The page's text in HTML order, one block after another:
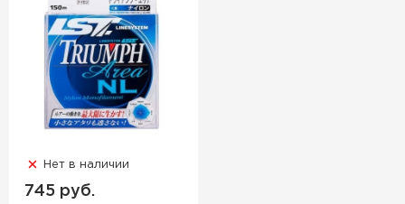
Нет в наличии
745 руб.